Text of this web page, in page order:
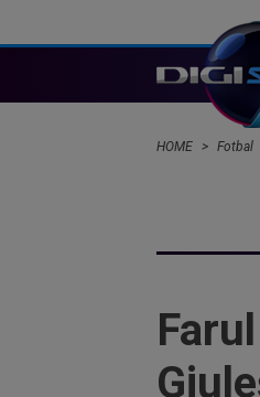
HOME Fotbal